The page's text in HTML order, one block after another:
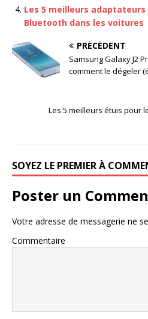
Les 5 meilleurs
Bluetooth dans les voitures
PRÉCÉDENT
Samsung Galaxy J2
comment le dégeler
Les 5 meilleurs étuis pour
SOYEZ LE PREMIER À
Poster un
Votre adresse de messagerie ne
Commentaire